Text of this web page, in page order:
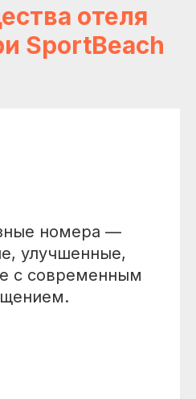
отеля
SportBeach
номера —
улучшенные,
с современным